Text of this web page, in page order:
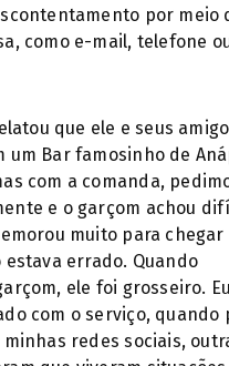
por meio
como e-mail, telefone
que ele e seus
um Bar famosinho de
com a comanda,
e o garçom achou
muito para chegar
errado. Quando
ele foi grosseiro.
com o serviço, quando
redes sociais,